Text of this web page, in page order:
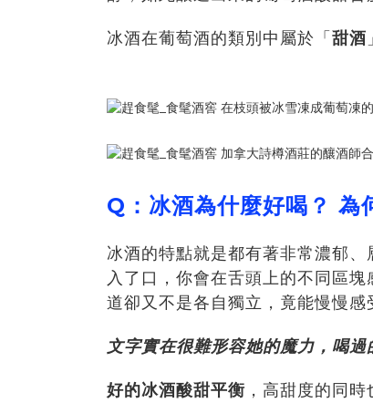
冰酒在葡萄酒的類別中屬於「甜酒
Q：冰酒為什麼好喝 ？ 為
冰酒的特點就是都有著非常濃郁
入了口，你會在舌頭上的不同區塊
道卻又不是各自獨立，竟能慢慢
文字實在很難形容她的魔力，喝
好的冰酒酸甜平衡 ，高甜度的同